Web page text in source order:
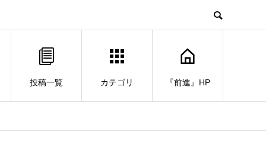
投稿一覧 カテゴリ 『前進』HP